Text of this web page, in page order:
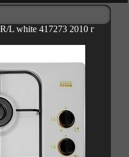
L white 417273 2010 г